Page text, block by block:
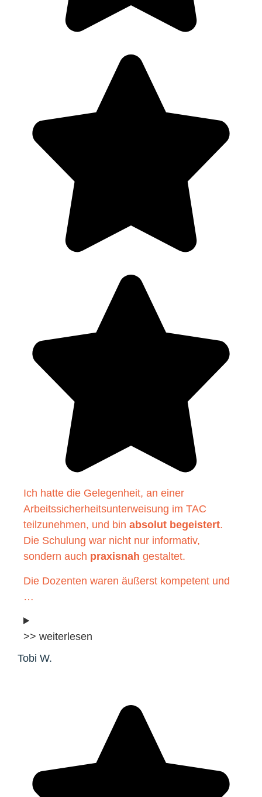
Ich hatte die Gelegenheit, an einer
Arbeitssicherheitsunterweisung im TAC
teilzunehmen, und bin absolut begeistert.
Die Schulung war nicht nur informativ,
sondern auch praxisnah gestaltet.
Die Dozenten waren äußerst kompetent und
…
>> weiterlesen
Tobi W.